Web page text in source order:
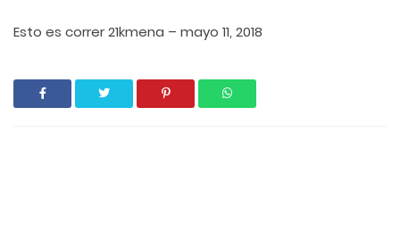
Esto es correr 21kmena – mayo 11, 2018